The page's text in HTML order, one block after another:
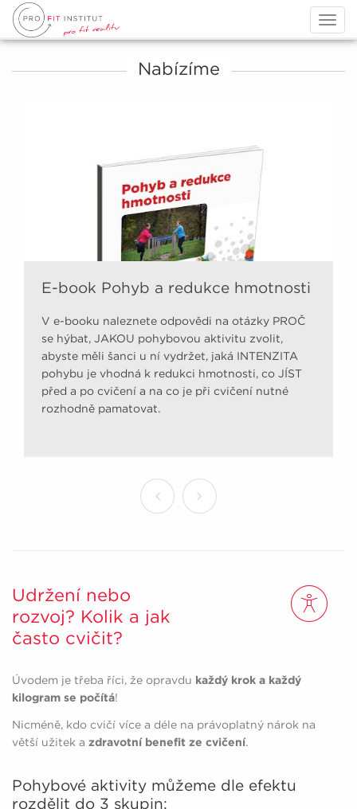
Nabízíme
E-book Pohyb a redukce hmotnosti
V e-booku naleznete odpovědi na otázky PROČ
se hýbat, JAKOU pohybovou aktivitu zvolit,
abyste měli šanci u ní vydržet, jaká INTENZITA
pohybu je vhodná k redukci hmotnosti, co JÍST
před a po cvičení a na co je při cvičení nutné
rozhodně pamatovat.
Udržení nebo
rozvoj? Kolik a jak
často cvičit?
Úvodem je třeba říci, že opravdu každý krok a každý
kilogram se počítá!
Nicméně, kdo cvičí více a déle na právoplatný nárok na
větší užitek a zdravotní benefit ze cvičení.
Pohybové aktivity můžeme dle efektu
rozdělit do 3 skupin: